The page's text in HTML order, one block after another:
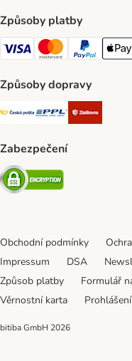
Způsoby platby
Visa Payment Method
mastercard Payment
PayPal Apple
Způsoby dopravy
Česká pošta Shipping
PPL Shipping
Zabezpečení
Security
Obchodní podmínky
Impressum
DSA
Způsob platby
Formulář
Věrnostní karta
bitiba GmbH 2026